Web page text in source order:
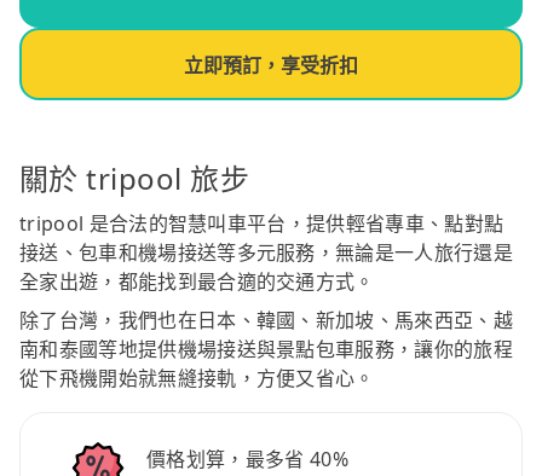
立即預訂，享受折扣
關於 tripool 旅步
tripool 是合法的智慧叫車平台，提供輕省專車、點對點
接送、包車和機場接送等多元服務，無論是一人旅行還是
全家出遊，都能找到最合適的交通方式。
除了台灣，我們也在日本、韓國、新加坡、馬來西亞、越
南和泰國等地提供機場接送與景點包車服務，讓你的旅程
從下飛機開始就無縫接軌，方便又省心。
價格划算，最多省 40%